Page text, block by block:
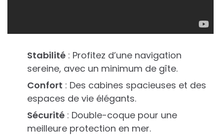
Stabilité : Profitez d’une navigation
sereine, avec un minimum de gîte.
Confort : Des cabines spacieuses et des
espaces de vie élégants.
Sécurité : Double-coque pour une
meilleure protection en mer.